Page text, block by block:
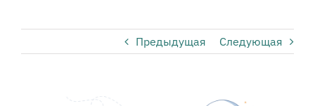
Предыдущая Следующая